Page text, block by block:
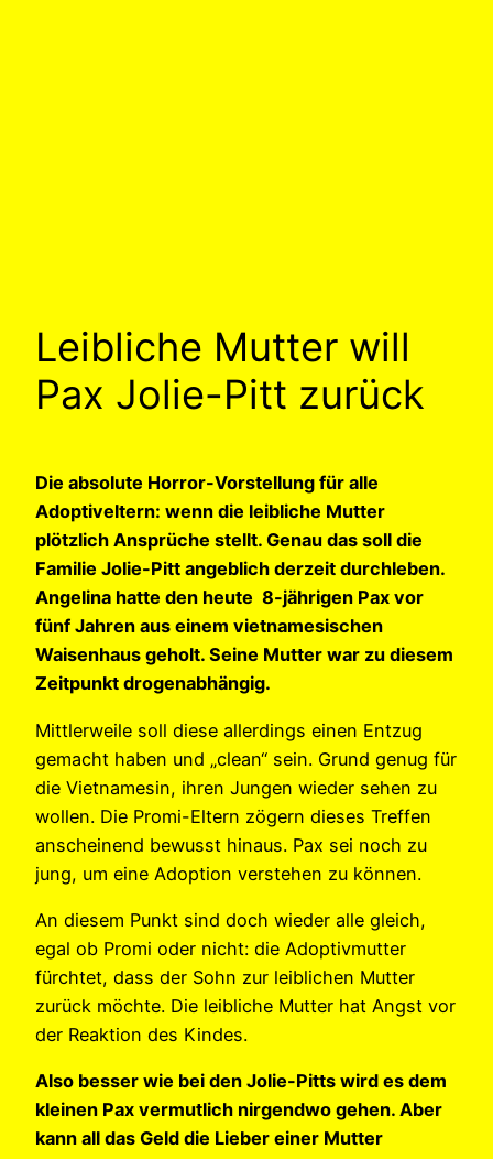
Leibliche Mutter will
Pax Jolie-Pitt zurück
Die absolute Horror-Vorstellung für alle
Adoptiveltern: wenn die leibliche Mutter
plötzlich Ansprüche stellt. Genau das soll die
Familie Jolie-Pitt angeblich derzeit durchleben.
Angelina hatte den heute 8-jährigen Pax vor
fünf Jahren aus einem vietnamesischen
Waisenhaus geholt. Seine Mutter war zu diesem
Zeitpunkt drogenabhängig.
Mittlerweile soll diese allerdings einen Entzug
gemacht haben und „clean“ sein. Grund genug für
die Vietnamesin, ihren Jungen wieder sehen zu
wollen. Die Promi-Eltern zögern dieses Treffen
anscheinend bewusst hinaus. Pax sei noch zu
jung, um eine Adoption verstehen zu können.
An diesem Punkt sind doch wieder alle gleich,
egal ob Promi oder nicht: die Adoptivmutter
fürchtet, dass der Sohn zur leiblichen Mutter
zurück möchte. Die leibliche Mutter hat Angst vor
der Reaktion des Kindes.
Also besser wie bei den Jolie-Pitts wird es dem
kleinen Pax vermutlich nirgendwo gehen. Aber
kann all das Geld die Lieber einer Mutter